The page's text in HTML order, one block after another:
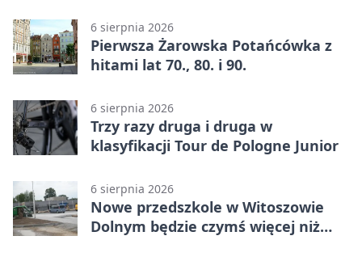
6 sierpnia 2026
Pierwsza Żarowska Potańcówka z
hitami lat 70., 80. i 90.
6 sierpnia 2026
Trzy razy druga i druga w
klasyfikacji Tour de Pologne Junior
6 sierpnia 2026
Nowe przedszkole w Witoszowie
Dolnym będzie czymś więcej niż